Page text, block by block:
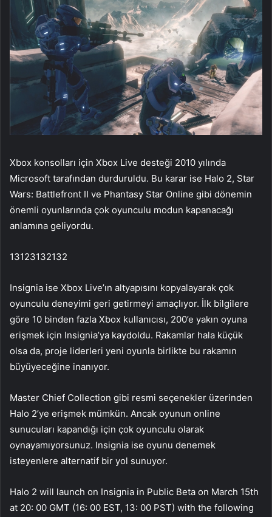
Xbox konsolları için Xbox Live desteği 2010 yılında
Microsoft tarafından durduruldu. Bu karar ise Halo 2, Star
Wars: Battlefront II ve Phantasy Star Online gibi dönemin
önemli oyunlarında çok oyunculu modun kapanacağı
anlamına geliyordu.
13123132132
Insignia ise Xbox Live’ın altyapısını kopyalayarak çok
oyunculu deneyimi geri getirmeyi amaçlıyor. İlk bilgilere
göre 10 binden fazla Xbox kullanıcısı, 200’e yakın oyuna
erişmek için Insignia’ya kaydoldu. Rakamlar hala küçük
olsa da, proje liderleri yeni oyunla birlikte bu rakamın
büyüyeceğine inanıyor.
Master Chief Collection gibi resmi seçenekler üzerinden
Halo 2’ye erişmek mümkün. Ancak oyunun online
sunucuları kapandığı için çok oyunculu olarak
oynayamıyorsunuz. Insignia ise oyunu denemek
isteyenlere alternatif bir yol sunuyor.
Halo 2 will launch on Insignia in Public Beta on March 15th
at 20: 00 GMT (16: 00 EST, 13: 00 PST) with the following